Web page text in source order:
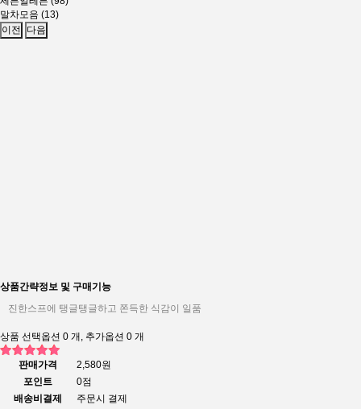
말차모음 (13)
이전
다음
상품간략정보 및 구매기능
진한스프에 탱글탱글하고 쫀득한 식감이 일품
상품 선택옵션 0 개, 추가옵션 0 개
판매가격
2,580원
포인트
0점
배송비결제
주문시 결제